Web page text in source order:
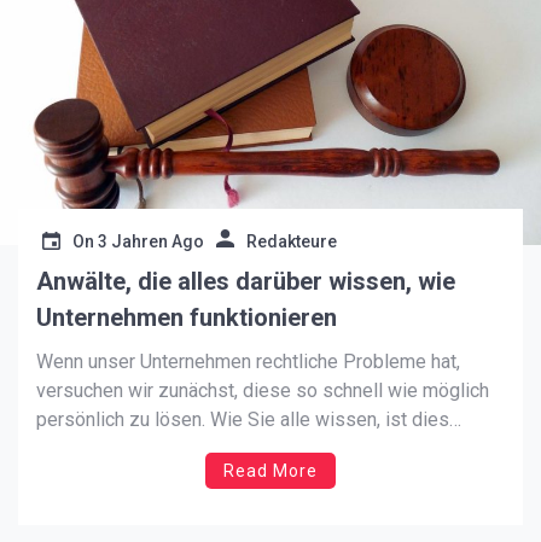
On 3 Jahren Ago Redakteure
Anwälte, die alles darüber wissen, wie
Unternehmen funktionieren
Wenn unser Unternehmen rechtliche Probleme hat,
versuchen wir zunächst, diese so schnell wie möglich
persönlich zu lösen. Wie Sie alle wissen, ist dies
jedoch manchmal nicht möglich, und manchmal können
unsere Maßnahmen die Dinge nur verschlimmern. Was
Read More